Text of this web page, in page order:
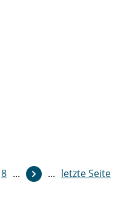
8 ... ... letzte Seite